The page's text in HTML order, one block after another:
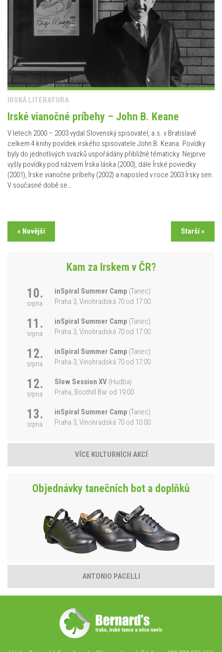
IRSKÁ LITERATURA
Irské vianočné príbehy – John B. Keane
V letech 2000 – 2003 vydal Slovenský spisovatel, a.s. v Bratislavě
celkem 4 knihy povídek irského spisovatele John B. Keana. Povídky
byly do jednotlivých svazků uspořádány přibližně tématicky. Nejprve
vyšly povídky pod názvem Írska láska (2000), dále Írské poviedky
(2001), Írske vianočne príbehy (2002) a naposled v roce 2003 Írsky sen.
V současné době se…
« Novější Starší»
Kam za Irskem v ČR?
10.
srpna
inSpiral Summer Camp (Tanec)
Praha 3, Vinohradská 70 od 17:00
11.
srpna
inSpiral Summer Camp (Tanec)
Praha 3, Vinohradská 70 od 17:00
12.
srpna
inSpiral Summer Camp (Tanec)
Praha 3, Vinohradská 70 od 17:00
12.
srpna
Slow Session XV (Hudba)
Praha, Boothill Bar od 19:00
13.
srpna
inSpiral Summer Camp (Tanec)
Praha 3, Vinohradská 70 od 10:00
VÍCE KULTURNÍCH AKCÍ
Objednávky tanečních bot a doplňků
ANTONIO PACELLI